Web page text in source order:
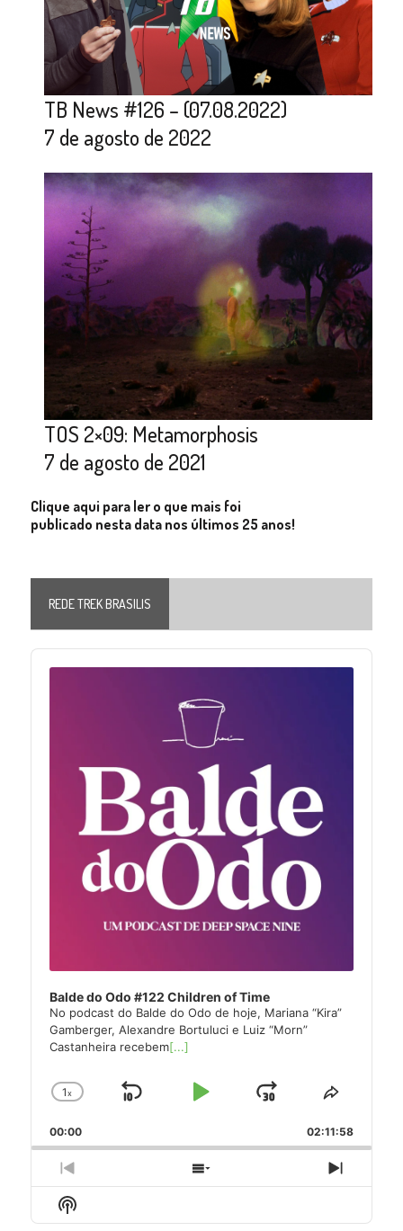
TB News #126 – (07.08.2022)
7 de agosto de 2022
TOS 2×09: Metamorphosis
7 de agosto de 2021
Clique aqui para ler o que mais foi
publicado nesta data nos últimos 25 anos!
REDE TREK BRASILIS
Audio
Player
Balde do Odo #122 Children of Time
No podcast do Balde do Odo de hoje, Mariana “Kira”
Gamberger, Alexandre Bortuluci e Luiz “Morn”
Castanheira recebem[...]
Change
Rate
1x
Skip
Play
Jump
Forward
Share
Episode
00:00 02:11:58
Previous
Episode
Show
Next
Show
Podcast